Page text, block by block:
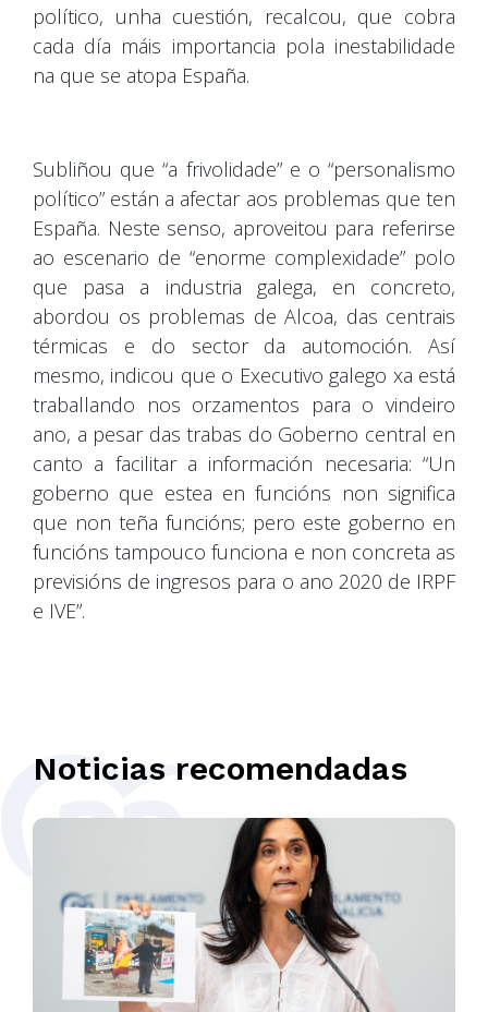
político, unha cuestión, recalcou, que cobra
cada día máis importancia pola inestabilidade
na que se atopa España.
Subliñou que “a frivolidade” e o “personalismo
político” están a afectar aos problemas que ten
España. Neste senso, aproveitou para referirse
ao escenario de “enorme complexidade” polo
que pasa a industria galega, en concreto,
abordou os problemas de Alcoa, das centrais
térmicas e do sector da automoción. Así
mesmo, indicou que o Executivo galego xa está
traballando nos orzamentos para o vindeiro
ano, a pesar das trabas do Goberno central en
canto a facilitar a información necesaria: “Un
goberno que estea en funcións non significa
que non teña funcións; pero este goberno en
funcións tampouco funciona e non concreta as
previsións de ingresos para o ano 2020 de IRPF
e IVE”.
Noticias recomendadas